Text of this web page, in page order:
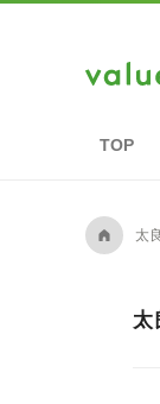
TOP
A 太
太